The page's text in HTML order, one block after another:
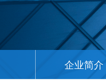
企业简介